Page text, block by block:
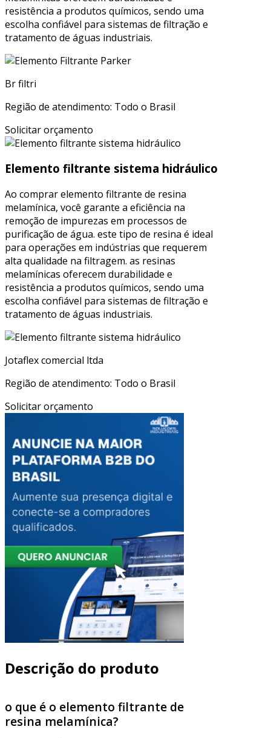
resistência a produtos químicos, sendo uma
escolha confiável para sistemas de filtração e
tratamento de águas industriais.
Br filtri
Região de atendimento: Todo o Brasil
Solicitar orçamento
Elemento filtrante sistema hidráulico
Ao comprar elemento filtrante de resina
melamínica, você garante a eficiência na
remoção de impurezas em processos de
purificação de água. este tipo de resina é ideal
para operações em indústrias que requerem
alta qualidade na filtragem. as resinas
melamínicas oferecem durabilidade e
resistência a produtos químicos, sendo uma
escolha confiável para sistemas de filtração e
tratamento de águas industriais.
Jotaflex comercial ltda
Região de atendimento: Todo o Brasil
Solicitar orçamento
Descrição do produto
o que é o elemento filtrante de
resina melamínica?